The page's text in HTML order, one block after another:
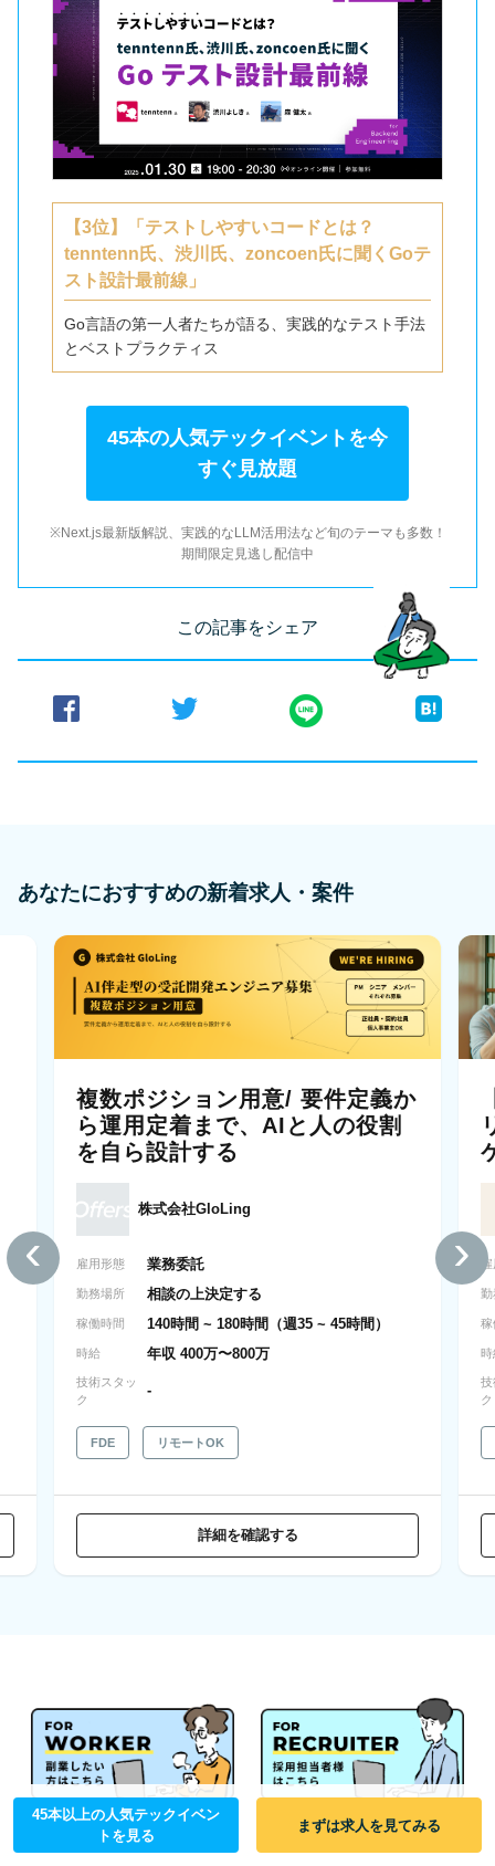
45本以上の人気テックイベン
トを見る
まずは求人を見てみる
【3位】「テストしやすいコードとは？
tenntenn氏、渋川氏、zoncoen氏に聞くGoテ
スト設計最前線」
Go言語の第一人者たちが語る、実践的なテスト手法
とベストプラクティス
45本の人気テックイベントを今
すぐ見放題
※Next.js最新版解説、実践的なLLM活用法など旬のテーマも多数！
期間限定見逃し配信中
この記事をシェア
あなたにおすすめの新着求人・案件
複数ポジション用意/ 要件定義か
ら運用定着まで、AIと人の役割
を自ら設計する
株式会社GloLing
雇用形態 業務委託
勤務場所 相談の上決定する
稼働時間 140時間 ~ 180時間（週35 ~ 45時間）
時給 年収 400万〜800万
技術スタッ
ク
-
FDE リモートOK
詳細を確認する
勤
稼
技
ク
‹ ›